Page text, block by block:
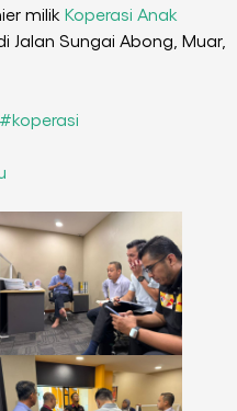
milik Koperasi Anak
Jalan Sungai Abong, Muar,
#koperasi